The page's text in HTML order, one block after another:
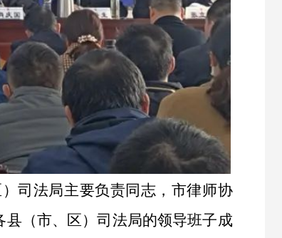
司法局主要负责同志，市律师协
（市、区）司法局的领导班子成